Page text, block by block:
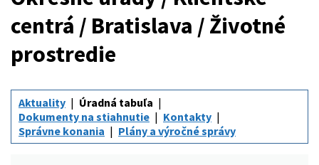
centrá / Bratislava / Životné
prostredie
Aktuality
Úradná tabuľa
Dokumenty na stiahnutie
Kontakty
Správne konania
Plány a výročné správy